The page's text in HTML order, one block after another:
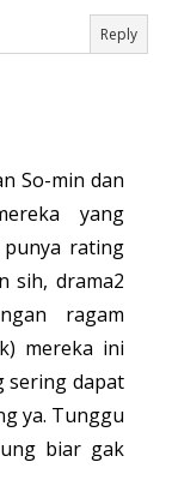
Reply
So-min dan
yang
rating
sih, drama2
ragam
mereka ini
sering dapat
ya. Tunggu
biar gak